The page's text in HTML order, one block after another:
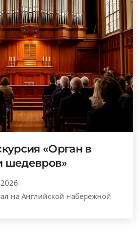
«Орган в
шедевров»
на Английской набережной